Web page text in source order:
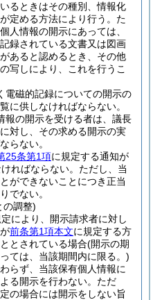
るときはその種別、情報化
定める方法により行う。 た
人情報の開示にあっては、
録されている文書又は図画
あると認めるとき、その他
写しにより、これを行うこ
電磁的記録についての開示の
に供しなければならない。
報の開示を受ける者は、議長
対し、その求める開示の実
らない。
25条第1項に規定する通知が
ればならない。 ただし、当
ができないことにつき正当
でない。
の調整)
により、開示請求者に対し
前条第1項本文に規定する方
とされている場合(開示の期
ては、当該期間内に限る。)
らず、当該保有個人情報に
る開示を行わない。 ただ
の場合には開示をしない旨